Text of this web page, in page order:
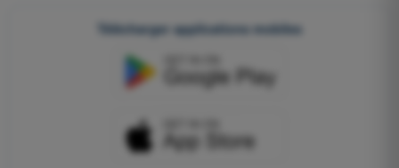
Télécharger applications mobiles